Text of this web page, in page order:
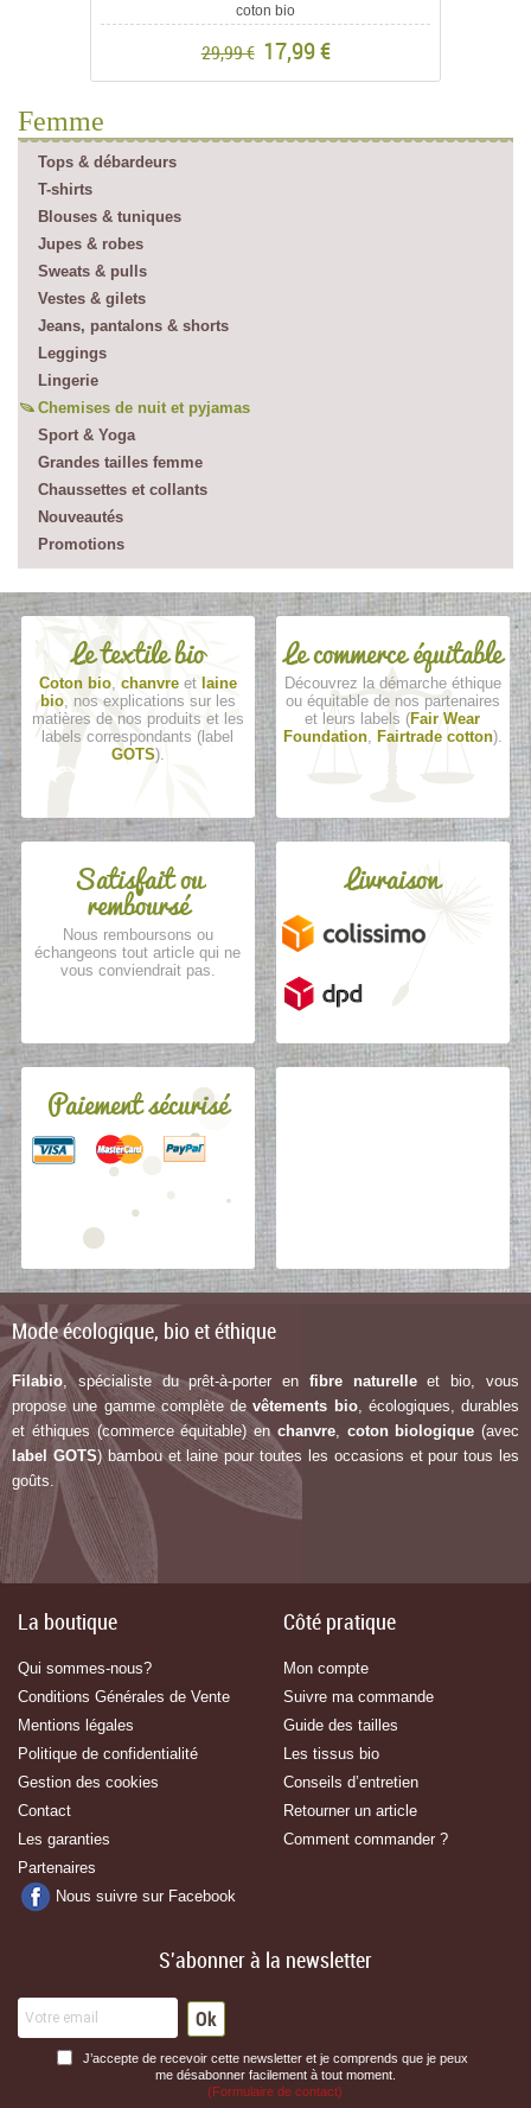
coton bio
29,99 € 17,99 €
Femme
Tops & débardeurs
T-shirts
Blouses & tuniques
Jupes & robes
Sweats & pulls
Vestes & gilets
Jeans, pantalons & shorts
Leggings
Lingerie
Chemises de nuit et pyjamas
Sport & Yoga
Grandes tailles femme
Chaussettes et collants
Nouveautés
Promotions
Le textile bio
Coton bio, chanvreet laine
bio, nos explications sur les
matières de nos produits et les
labels correspondants (label
GOTS).
Le commerce équitable
Découvrez la démarche éthique
ou équitable de nos partenaires
et leurs labels (Fair Wear
Foundation, Fairtrade cotton).
Satisfait ou
remboursé
Nous remboursons ou
échangeons tout article qui ne
vous conviendrait pas.
Livraison
Paiement sécurisé
Mode écologique, bio et éthique
Filabio , spécialiste du prêt-à-porter en fibre naturelleet bio, vous
propose une gamme complète devêtements bio, écologiques, durables
et éthiques (commerce équitable) en chanvre, coton biologique (avec
label GOTS) bambou et laine pour toutes les occasions et pour tous les
goûts.
La boutique
Qui sommes-nous?
Conditions Générales de Vente
Mentions légales
Politique de confidentialité
Gestion des cookies
Contact
Les garanties
Partenaires
Nous suivre sur Facebook
Côté pratique
Mon compte
Suivre ma commande
Guide des tailles
Les tissus bio
Conseils d’entretien
Retourner un article
Comment commander ?
S'abonner à la newsletter
J’accepte de recevoir cette newsletter et je comprends que je peux
(Formulaire de contact)